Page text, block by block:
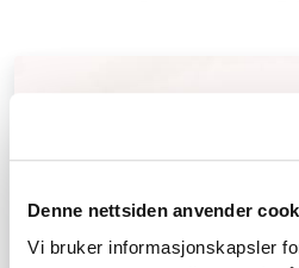
Denne nettsiden anvender
Vi bruker informasjonskapsler